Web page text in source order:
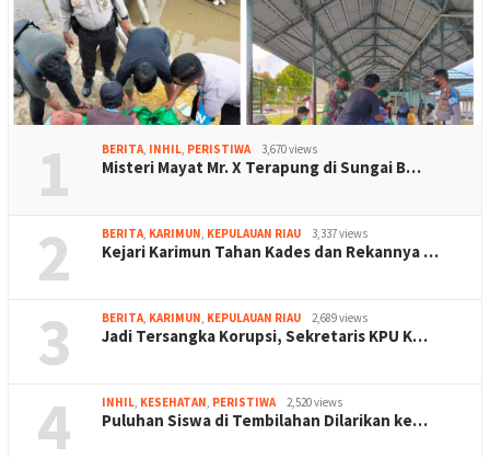
1 BERITA, INHIL, PERISTIWA 3,670 views
Misteri Mayat Mr. X Terapung di Sungai B…
2 BERITA, KARIMUN, KEPULAUAN RIAU 3,337 views
Kejari Karimun Tahan Kades dan Rekannya …
3 BERITA, KARIMUN, KEPULAUAN RIAU 2,689 views
Jadi Tersangka Korupsi, Sekretaris KPU K…
4 INHIL, KESEHATAN, PERISTIWA 2,520 views
Puluhan Siswa di Tembilahan Dilarikan ke…